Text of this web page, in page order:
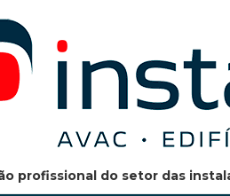
profissional do setor das